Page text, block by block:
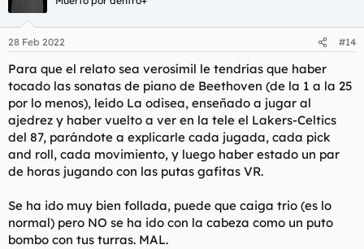
28 Feb 2022 #14
Para que el relato sea verosímil le tendrías que haber
tocado las sonatas de piano de Beethoven (de la 1 a la 25
por lo menos), leído La odisea, enseñado a jugar al
ajedrez y haber vuelto a ver en la tele el Lakers-Celtics
del 87, parándote a explicarle cada jugada, cada pick
and roll, cada movimiento, y luego haber estado un par
de horas jugando con las putas gafitas VR.
Se ha ido muy bien follada, puede que caiga trio (es lo
normal) pero NO se ha ido con la cabeza como un puto
bombo con tus turras. MAL.